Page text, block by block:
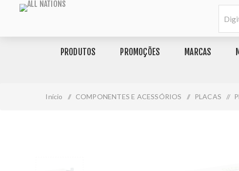
PRODUTOS PROMOÇÕES MARCAS
Início / COMPONENTES E ACESSÓRIOS / PLACAS /